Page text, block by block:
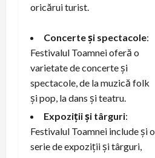
oricărui turist.
Concerte și spectacole:
Festivalul Toamnei oferă o
varietate de concerte și
spectacole, de la muzică folk
și pop, la dans și teatru.
Expoziții și târguri:
Festivalul Toamnei include și o
serie de expoziții și târguri,